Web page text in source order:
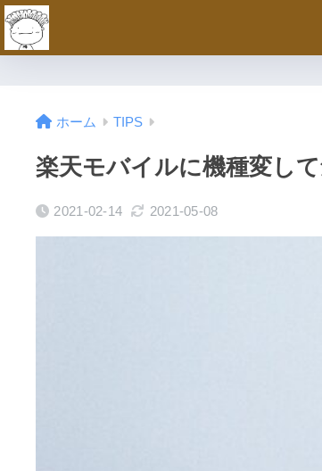
ホーム TIPS
楽天モバイルに機種変し
2021-02-14 2021-05-08